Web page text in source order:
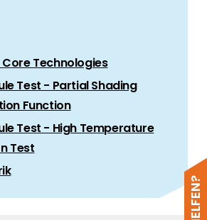
Core Technologies
Test - Partial Shading
Function
Test - High Temperature
Test